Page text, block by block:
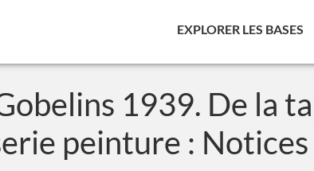
EXPLORER LES BASES
1939. De la
peinture :